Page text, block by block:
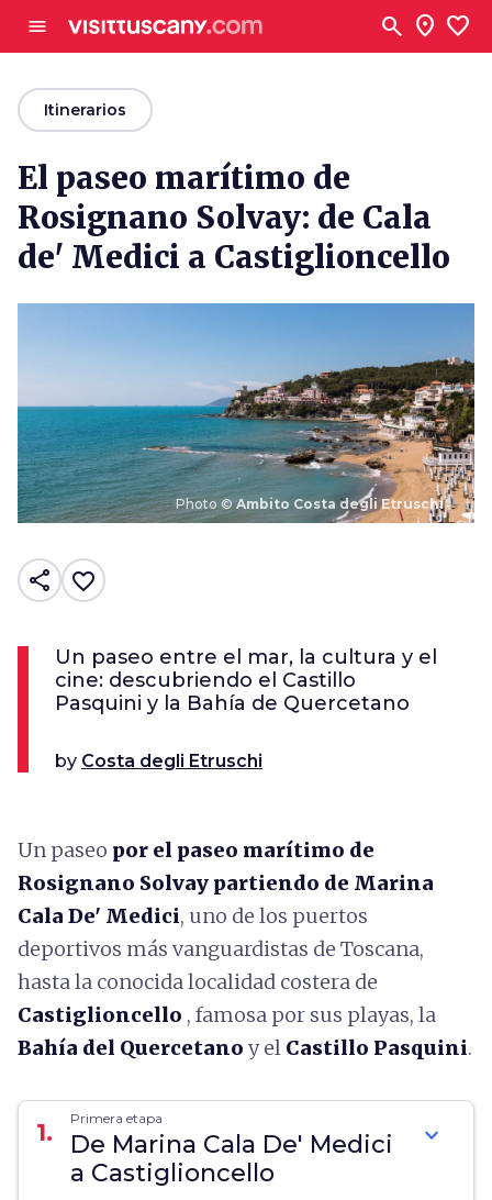
menu search location_on favorite
arrow_backItinerarios
El paseo marítimo de
Rosignano Solvay: de Cala
de' Medici a Castiglioncello
Photo ©Ambito Costa degli Etruschi
share favorite_border
Un paseo entre el mar, la cultura y el
cine: descubriendo el Castillo
Pasquini y la Bahía de Quercetano
by Costa degli Etruschi
Un paseo por el paseo marítimo de
Rosignano Solvay partiendo de Marina
Cala De' Medici, uno de los puertos
deportivos más vanguardistas de Toscana,
hasta la conocida localidad costera de
Castiglioncello , famosa por sus playas, la
Bahía del Quercetano y el Castillo Pasquini.
1. Primera etapa
De Marina Cala De' Medici
a Castiglioncello
expand_more